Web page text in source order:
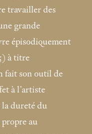
travailler des
grande
épisodiquement
à titre
fait son outil de
à l’artiste
dureté du
au